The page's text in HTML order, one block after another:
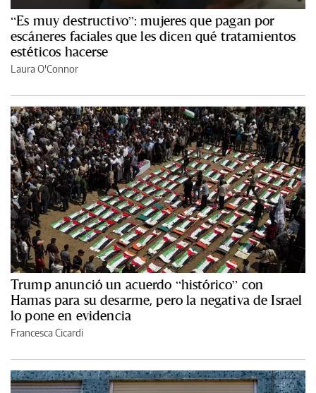
“Es muy destructivo”: mujeres que pagan por
escáneres faciales que les dicen qué tratamientos
estéticos hacerse
Laura O'Connor
Trump anunció un acuerdo “histórico” con
Hamas para su desarme, pero la negativa de Israel
lo pone en evidencia
Francesca Cicardi